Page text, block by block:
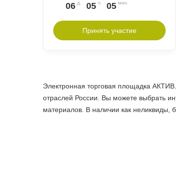
06 05 05
Принять участие
Электронная торговая площадка
отраслей России. Вы можете выбрать
материалов. В наличии как неликвиды,